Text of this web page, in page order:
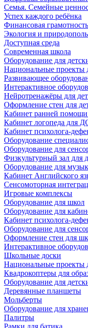
Семья. Семейные
Успех каждого ребёнка
Финансовая грамотность
Экология и
Доступная среда
Современная школа
Оборудование для
Национальные проекты
Развивающее
Интерактивное
Нейротренажёры для
Оформление стен для
Кабинет ранней помощи
Кабинет логопеда для
Кабинет психолога-
Оборудование
Оборудование для
Физкультурный зал для
Оборудование для
Кабинет Английского
Сенсомоторная
Игровые комплексы
Оборудование для школ
Оборудование для
Кабинет психолога-
Оборудование для
Оформление стен для
Интерактивное
Школьные доски
Национальные проекты
Квадрокоптеры для
Оборудование для
Деревянные планшеты
Мольберты
Оборудование для
Палитры
Рамки для батика